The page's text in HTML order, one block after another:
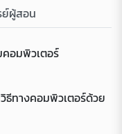
ย์ผู้สอน
มคอมพิวเตอร์
ธีทางคอมพิวเตอร์ด้วย